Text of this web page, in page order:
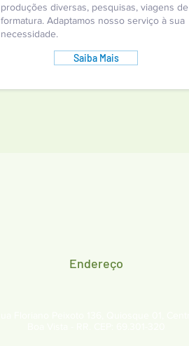
produções diversas, pesquisas, viagens de
formatura. Adaptamos nosso serviço à sua
necessidade.
Saiba Mais
Endereço